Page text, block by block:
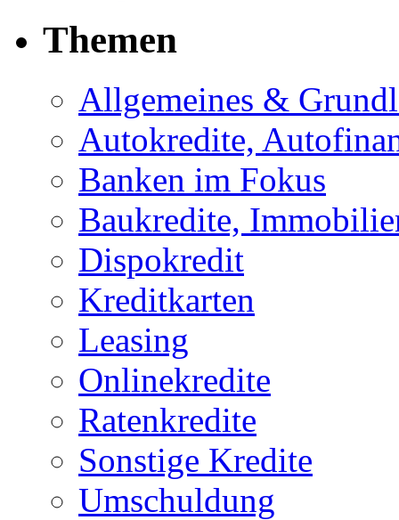
Themen
Allgemeines &
Autokredite,
Banken im Fokus
Baukredite,
Dispokredit
Kreditkarten
Leasing
Onlinekredite
Ratenkredite
Sonstige Kredite
Umschuldung